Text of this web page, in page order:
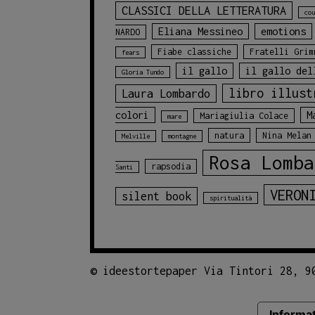
CLASSICI DELLA LETTERATURA
NARDO
Eliana Messineo emotions
fears Fiabe classiche Fratelli
Gloria Tundo il gallo il gallo
Laura Lombardo libro
colori
mare Mariagiulia Colace
Melville montagne natura Nina Melan
Santi rapsodia Rosa
silent book spiritualità
© ideestortepaper Via Tintori 28,